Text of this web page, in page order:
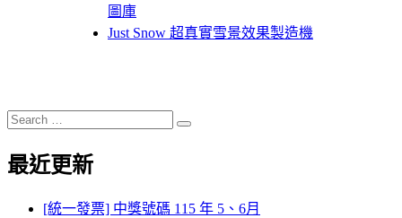
圖庫
Just Snow 超真實雪景效果製造機
Search
for:
Search
最近更新
[統一發票] 中獎號碼 115 年 5、6月